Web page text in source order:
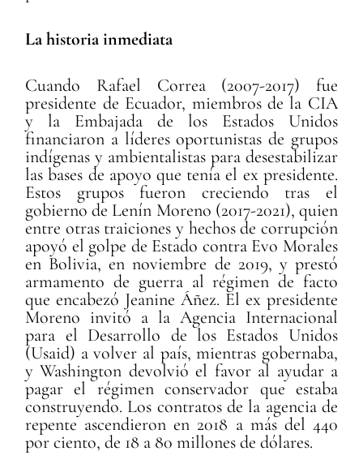
La historia inmediata
Cuando Rafael Correa (2007-2017) fue
presidente de Ecuador, miembros de la CIA
y la Embajada de los Estados Unidos
financiaron a líderes oportunistas de grupos
indígenas y ambientalistas para desestabilizar
las bases de apoyo que tenía el ex presidente.
Estos grupos fueron creciendo tras el
gobierno de Lenín Moreno (2017-2021), quien
entre otras traiciones y hechos de corrupción
apoyó el golpe de Estado contra Evo Morales
en Bolivia, en noviembre de 2019, y prestó
armamento de guerra al régimen de facto
que encabezó Jeanine Áñez. El ex presidente
Moreno invitó a la Agencia Internacional
para el Desarrollo de los Estados Unidos
(Usaid) a volver al país, mientras gobernaba,
y Washington devolvió el favor al ayudar a
pagar el régimen conservador que estaba
construyendo. Los contratos de la agencia de
repente ascendieron en 2018 a más del 440
por ciento, de 18 a 80 millones de dólares.